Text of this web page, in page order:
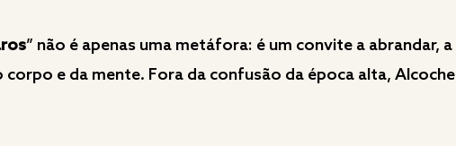
” não é apenas uma metáfora: é um convite a abrandar,
e da mente. Fora da confusão da época alta,